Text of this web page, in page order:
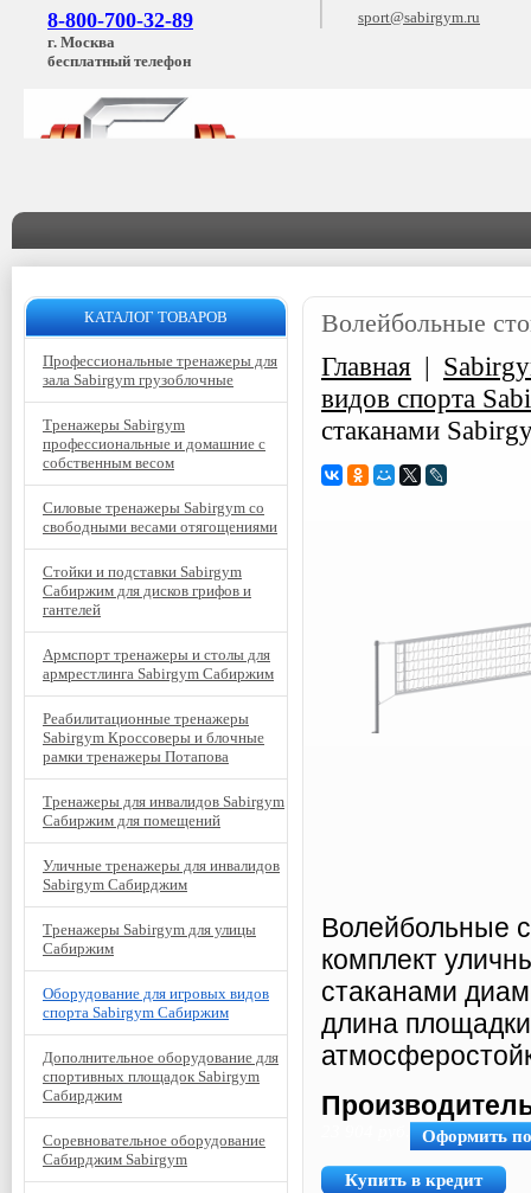
8-800-700-32-89
г. Москва
бесплатный телефон
sport@sabirgym.ru
Волейбольные
Главная |
видов спорта
стаканами
Волейбольные
комплект
стаканами
длина
Оформить
Купить в кредит
КАТАЛОГ ТОВАРОВ
Профессиональные тренажеры для
зала Sabirgym грузоблочные
Тренажеры Sabirgym
профессиональные и домашние с
собственным весом
Силовые тренажеры Sabirgym со
свободными весами отягощениями
Стойки и подставки Sabirgym
Сабиржим для дисков грифов и
гантелей
Армспорт тренажеры и столы для
армрестлинга Sabirgym Сабиржим
Реабилитационные тренажеры
Sabirgym Кроссоверы и блочные
рамки тренажеры Потапова
Тренажеры для инвалидов Sabirgym
Сабиржим для помещений
Уличные тренажеры для инвалидов
Sabirgym Сабирджим
Тренажеры Sabirgym для улицы
Сабиржим
Оборудование для игровых видов
спорта Sabirgym Сабиржим
Дополнительное оборудование для
спортивных площадок Sabirgym
Сабирджим
Соревновательное оборудование
Сабирджим Sabirgym